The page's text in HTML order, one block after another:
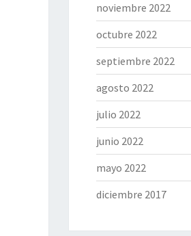
noviembre 2022
octubre 2022
septiembre 2022
agosto 2022
julio 2022
junio 2022
mayo 2022
diciembre 2017